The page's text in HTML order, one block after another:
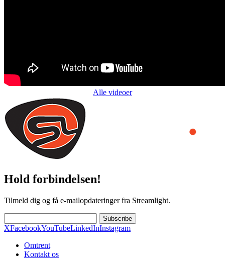
Alle videoer
Hold forbindelsen!
Tilmeld dig og få e-mailopdateringer fra Streamlight.
Subscribe
XFacebookYouTubeLinkedInInstagram
Omtrent
Kontakt os